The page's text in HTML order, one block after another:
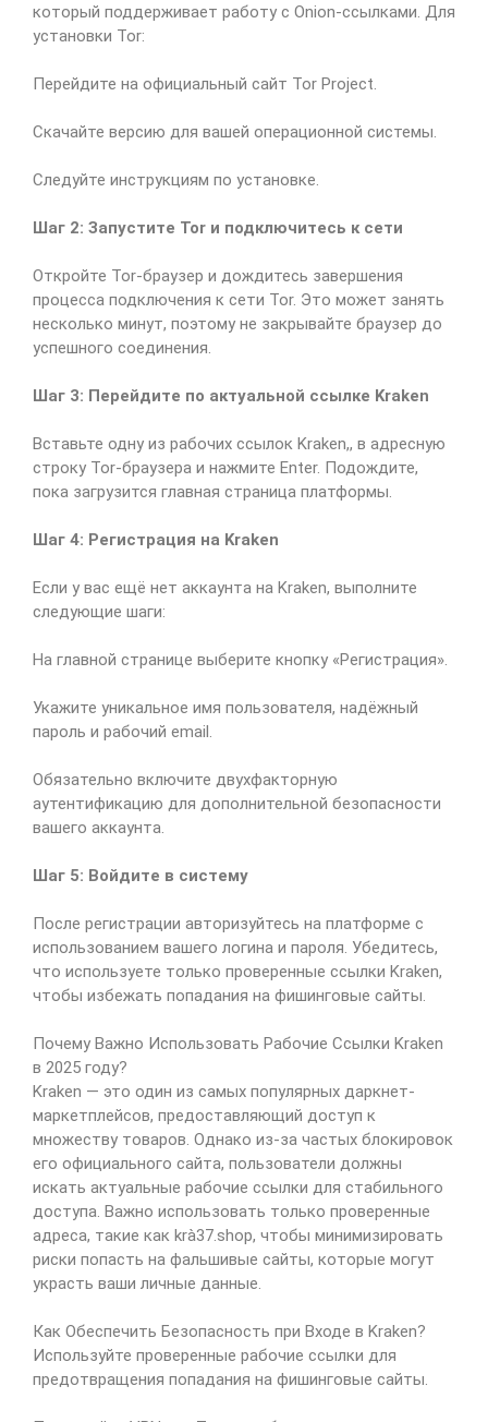
который поддерживает работу с Onion-ссылками. Для
установки Tor:
Перейдите на официальный сайт Tor Project.
Скачайте версию для вашей операционной системы.
Следуйте инструкциям по установке.
Шаг 2: Запустите Tor и подключитесь к сети
Откройте Tor-браузер и дождитесь завершения
процесса подключения к сети Tor. Это может занять
несколько минут, поэтому не закрывайте браузер до
успешного соединения.
Шаг 3: Перейдите по актуальной ссылке Kraken
Вставьте одну из рабочих ссылок Kraken,, в адресную
строку Tor-браузера и нажмите Enter. Подождите,
пока загрузится главная страница платформы.
Шаг 4: Регистрация на Kraken
Если у вас ещё нет аккаунта на Kraken, выполните
следующие шаги:
На главной странице выберите кнопку «Регистрация».
Укажите уникальное имя пользователя, надёжный
пароль и рабочий email.
Обязательно включите двухфакторную
аутентификацию для дополнительной безопасности
вашего аккаунта.
Шаг 5: Войдите в систему
После регистрации авторизуйтесь на платформе с
использованием вашего логина и пароля. Убедитесь,
что используете только проверенные ссылки Kraken,
чтобы избежать попадания на фишинговые сайты.
Почему Важно Использовать Рабочие Ссылки Kraken
в 2025 году?
Kraken — это один из самых популярных даркнет-
маркетплейсов, предоставляющий доступ к
множеству товаров. Однако из-за частых блокировок
его официального сайта, пользователи должны
искать актуальные рабочие ссылки для стабильного
доступа. Важно использовать только проверенные
адреса, такие как krà37.shop, чтобы минимизировать
риски попасть на фальшивые сайты, которые могут
украсть ваши личные данные.
Как Обеспечить Безопасность при Входе в Kraken?
Используйте проверенные рабочие ссылки для
предотвращения попадания на фишинговые сайты.